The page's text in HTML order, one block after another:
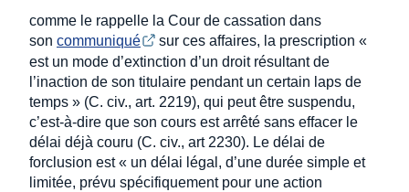
comme le rappelle la Cour de cassation dans
son communiqué
sur ces affaires, la prescription «
est un mode d’extinction d’un droit résultant de
l’inaction de son titulaire pendant un certain laps de
temps » (C. civ., art. 2219), qui peut être suspendu,
c’est-à-dire que son cours est arrêté sans effacer le
délai déjà couru (C. civ., art 2230). Le délai de
forclusion est « un délai légal, d’une durée simple et
limitée, prévu spécifiquement pour une action